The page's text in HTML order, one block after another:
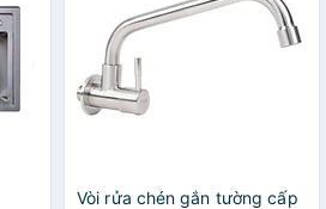
Vòi rửa chén gắn tường cấp